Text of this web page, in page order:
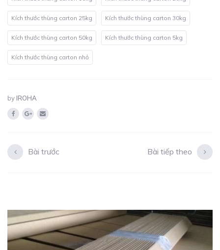
Kích thước thùng carton 25kg Kích thước thùng carton 30kg
Kích thước thùng carton 50kg Kích thước thùng carton 5kg
Kích thước thùng carton nhỏ
byIROHA
Bài trước Bài tiếp theo